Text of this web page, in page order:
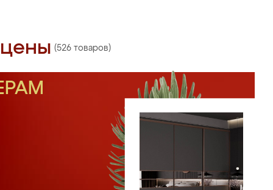
(526 товаров)